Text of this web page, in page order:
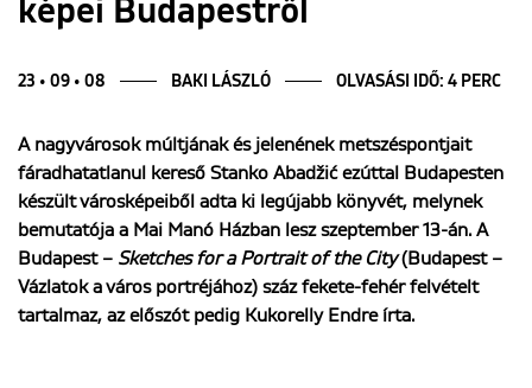
Rólunk
képei Budapestről
23 • 09 • 08 BAKI LÁSZLÓ OLVASÁSI IDŐ: 4 PERC
A nagyvárosok múltjának és jelenének metszéspontjait
fáradhatatlanul kereső Stanko Abadžić ezúttal Budapesten
készült városképeiből adta ki legújabb könyvét, melynek
bemutatója a Mai Manó Házban lesz szeptember 13-án. A
Budapest – Sketches for a Portrait of the City(Budapest –
Vázlatok a város portréjához) száz fekete-fehér felvételt
tartalmaz, az előszót pedig Kukorelly Endre írta.